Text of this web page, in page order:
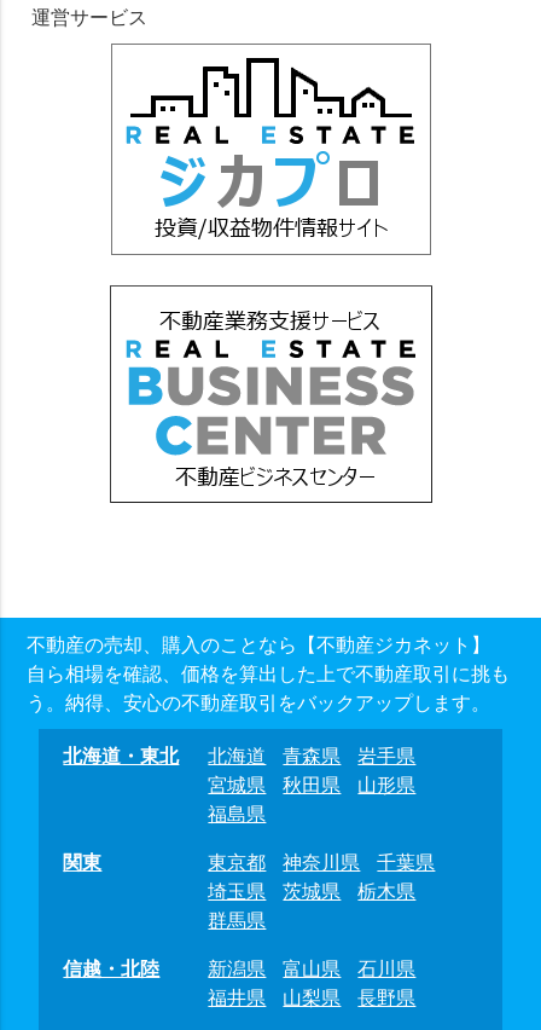
運営サービス
不動産の売却、購入のことなら【不動産ジカネット】
自ら相場を確認、価格を算出した上で不動産取引に挑も
う。納得、安心の不動産取引をバックアップします。
北海道・東北 北海道 青森県
岩手県
宮城県
秋田県
山形県
福島県
関東
東京都 神奈川県
千葉県
埼玉県
茨城県
栃木県
群馬県
信越・北陸
新潟県 富山県
石川県
福井県
山梨県 長野県